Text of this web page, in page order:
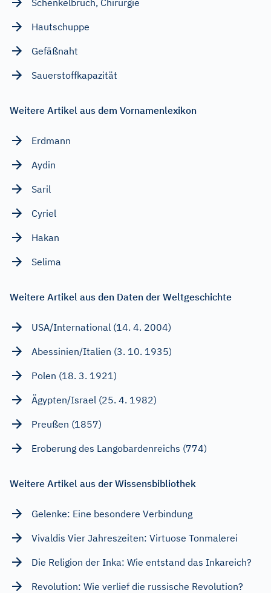
Hautschuppe
Gefäßnaht
Sauerstoffkapazität
Weitere Artikel aus dem Vornamenlexikon
Erdmann
Aydin
Saril
Cyriel
Hakan
Selima
Weitere Artikel aus den Daten der Weltgeschichte
USA/International (14. 4. 2004)
Abessinien/Italien (3. 10. 1935)
Polen (18. 3. 1921)
Ägypten/Israel (25. 4. 1982)
Preußen (1857)
Eroberung des Langobardenreichs (774)
Weitere Artikel aus der Wissensbibliothek
Gelenke: Eine besondere Verbindung
Vivaldis Vier Jahreszeiten: Virtuose Tonmalerei
Die Religion der Inka: Wie entstand das Inkareich?
Revolution: Wie verlief die russische Revolution?